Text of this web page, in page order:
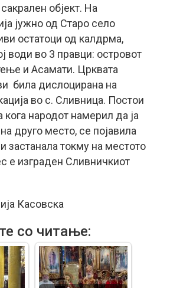
објект. На
јужно од Старо село
остатоци од калдрма,
води во 3 правци: островот
и Асамати. Црквата
била дислоцирана на
во с. Сливница. Постои
народот намерил да ја
друго место, се појавила
застанала токму на местото
е изграден Сливничкиот
Касовска
со читање: